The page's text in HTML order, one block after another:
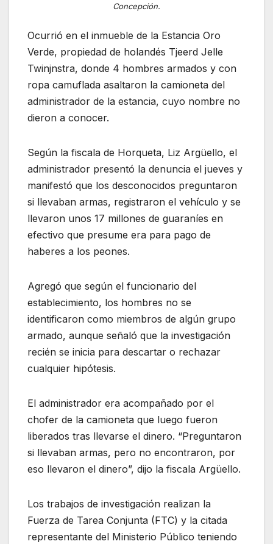
Concepción.
Ocurrió en el inmueble de la Estancia Oro
Verde, propiedad de holandés Tjeerd Jelle
Twinjnstra, donde 4 hombres armados y con
ropa camuflada asaltaron la camioneta del
administrador de la estancia, cuyo nombre no
dieron a conocer.
Según la fiscala de Horqueta, Liz Argüello, el
administrador presentó la denuncia el jueves y
manifestó que los desconocidos preguntaron
si llevaban armas, registraron el vehículo y se
llevaron unos 17 millones de guaraníes en
efectivo que presume era para pago de
haberes a los peones.
Agregó que según el funcionario del
establecimiento, los hombres no se
identificaron como miembros de algún grupo
armado, aunque señaló que la investigación
recién se inicia para descartar o rechazar
cualquier hipótesis.
El administrador era acompañado por el
chofer de la camioneta que luego fueron
liberados tras llevarse el dinero. “Preguntaron
si llevaban armas, pero no encontraron, por
eso llevaron el dinero”, dijo la fiscala Argüello.
Los trabajos de investigación realizan la
Fuerza de Tarea Conjunta (FTC) y la citada
representante del Ministerio Público teniendo